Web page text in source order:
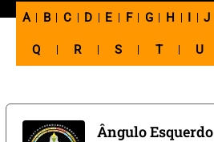
A B C D E F G H I J
Q R S T U
Ângulo Esquerdo